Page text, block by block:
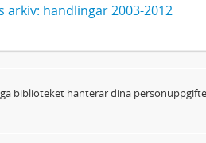
handlingar 2003-2012
biblioteket hanterar dina